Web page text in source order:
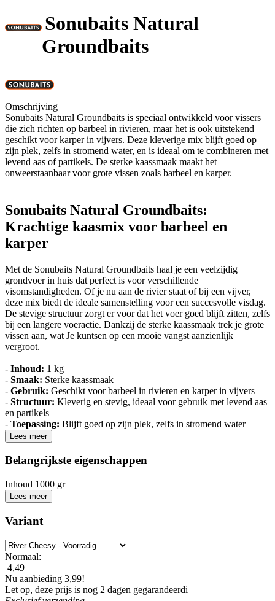
Sonubaits Natural
Groundbaits
Omschrijving
Sonubaits Natural Groundbaits is speciaal ontwikkeld voor vissers
die zich richten op barbeel in rivieren, maar het is ook uitstekend
geschikt voor karper in vijvers. Deze kleverige mix blijft goed op
zijn plek, zelfs in stromend water, en is ideaal om te combineren met
levend aas of partikels. De sterke kaassmaak maakt het
onweerstaanbaar voor grote vissen zoals barbeel en karper.
Sonubaits Natural Groundbaits:
Krachtige kaasmix voor barbeel en
karper
Met de Sonubaits Natural Groundbaits haal je een veelzijdig
grondvoer in huis dat perfect is voor verschillende
visomstandigheden. Of je nu aan de rivier staat of bij een vijver,
deze mix biedt de ideale samenstelling voor een succesvolle visdag.
De stevige structuur zorgt er voor dat het voer goed blijft zitten, zelfs
bij een langere voeractie. Dankzij de sterke kaassmaak trek je grote
vissen aan, wat Je kuntsen op een mooie vangst aanzienlijk
vergroot.
- Inhoud: 1 kg
- Smaak: Sterke kaassmaak
- Gebruik: Geschikt voor barbeel in rivieren en karper in vijvers
- Structuur: Kleverig en stevig, ideaal voor gebruik met levend aas
en partikels
- Toepassing: Blijft goed op zijn plek, zelfs in stromend water
Lees meer
Belangrijkste eigenschappen
Inhoud 1000 gr
Lees meer
Variant
Normaal:
4,49
Nu aanbieding 3,99!
Let op, deze prijs is nog 2 dagen gegarandeerdi